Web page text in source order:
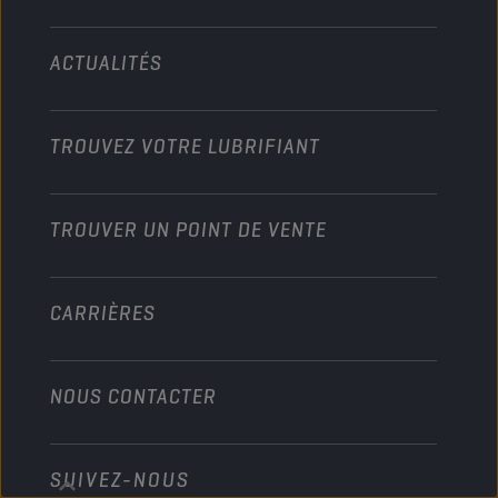
Moto et Véhicules tout-terrain
Industrie
Marine
Technologie
Partenariats dans les sports mécaniques
Véhicules légers
Motos
Poids lourds
ACTUALITÉS
TROUVEZ VOTRE LUBRIFIANT
TROUVER UN POINT DE VENTE
CARRIÈRES
NOUS CONTACTER
info@championlubes.com
SUIVEZ-NOUS